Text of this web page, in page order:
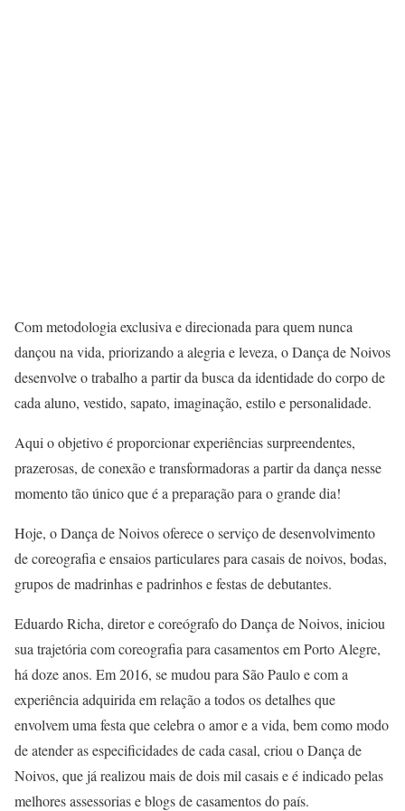
Com metodologia exclusiva e direcionada para quem nunca
dançou na vida, priorizando a alegria e leveza, o Dança de Noivos
desenvolve o trabalho a partir da busca da identidade do corpo de
cada aluno, vestido, sapato, imaginação, estilo e personalidade.
Aqui o objetivo é proporcionar experiências surpreendentes,
prazerosas, de conexão e transformadoras a partir da dança nesse
momento tão único que é a preparação para o grande dia!
Hoje, o Dança de Noivos oferece o serviço de desenvolvimento
de coreografia e ensaios particulares para casais de noivos, bodas,
grupos de madrinhas e padrinhos e festas de debutantes.
Eduardo Richa, diretor e coreógrafo do Dança de Noivos, iniciou
sua trajetória com coreografia para casamentos em Porto Alegre,
há doze anos. Em 2016, se mudou para São Paulo e com a
experiência adquirida em relação a todos os detalhes que
envolvem uma festa que celebra o amor e a vida, bem como modo
de atender as especificidades de cada casal, criou o Dança de
Noivos, que já realizou mais de dois mil casais e é indicado pelas
melhores assessorias e blogs de casamentos do país.